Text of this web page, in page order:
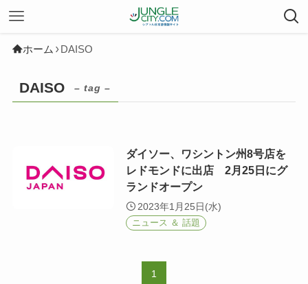
ホーム DAISO
DAISO – tag –
ダイソー、ワシントン州8号店を
レドモンドに出店 2月25日にグ
ランドオープン
2023年1月25日(水)
ニュース ＆ 話題
1